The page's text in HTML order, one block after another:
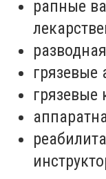
рапные
грязевые
грязевые